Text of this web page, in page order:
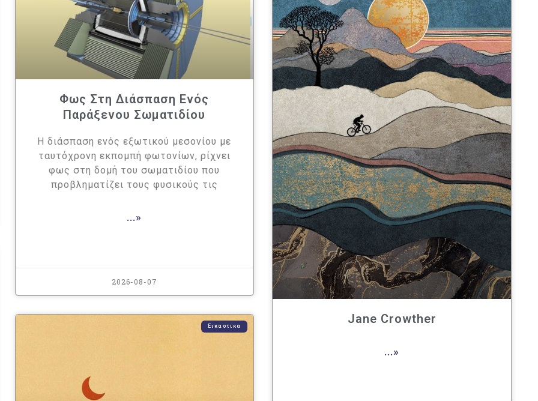
Φως Στη Διάσπαση Ενός
Παράξενου Σωματιδίου
Η διάσπαση ενός εξωτικού μεσονίου με
ταυτόχρονη εκπομπή φωτονίων, ρίχνει
φως στη δομή του σωματιδίου που
προβληματίζει τους φυσικούς τις
...»
2026-08-07
Jane Crowther
...»
Εικαστικα